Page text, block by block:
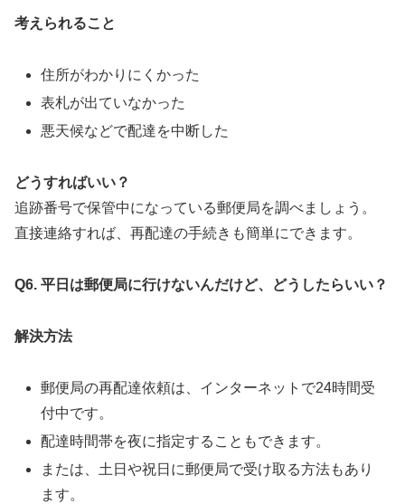
考えられること
住所がわかりにくかった
表札が出ていなかった
悪天候などで配達を中断した
どうすればいい？
追跡番号で保管中になっている郵便局を調べましょう。
直接連絡すれば、再配達の手続きも簡単にできます。
Q6. 平日は郵便局に行けないんだけど、どうしたらいい？
解決方法
郵便局の再配達依頼は、インターネットで24時間受
付中です。
配達時間帯を夜に指定することもできます。
または、土日や祝日に郵便局で受け取る方法もあり
ます。